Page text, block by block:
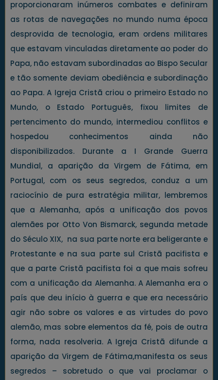
proporcionaram inúmeros combates e definiram
as rotas de navegações no mundo numa época
desprovida de tecnologia, eram ordens militares
que estavam vinculadas diretamente ao poder do
Papa, não estavam subordinadas ao Bispo Secular
e tão somente deviam obediência e subordinação
ao Papa. A Igreja Cristã criou o primeiro Estado no
Mundo, o Estado Português, fixou limites de
pertencimento do mundo, intermediou conflitos e
hospedou conhecimentos ainda não
disponibilizados. Durante a I Grande Guerra
Mundial, a aparição da Virgem de Fátima, em
Portugal, com os seus segredos, conduz a um
raciocínio de pura estratégia militar, lembremos
que a Alemanha, após a unificação dos povos
alemães por Otto Von Bismarck, segunda metade
do Século XIX, na sua parte norte era beligerante e
Protestante e na sua parte sul Cristã pacifista e
que a parte Cristã pacifista foi a que mais sofreu
com a unificação da Alemanha. A Alemanha era o
país que deu início à guerra e que era necessário
agir não sobre os valores e as virtudes do povo
alemão, mas sobre elementos da fé, pois de outra
forma, nada resolveria. A Igreja Cristã difunde a
aparição da Virgem de Fátima,manifesta os seus
segredos – sobretudo o que vai proclamar o